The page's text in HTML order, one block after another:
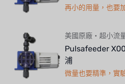
再小的用量，也要
美國原廠・超小流
Pulsafeeder
浦
微量也要精準，實